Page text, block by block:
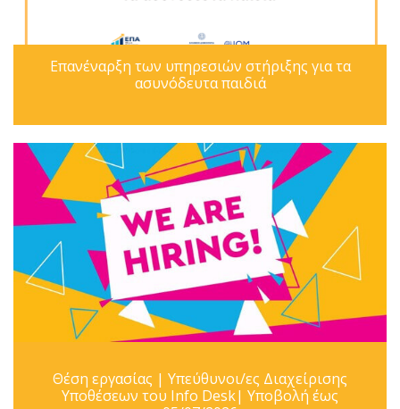
Επανέναρξη των υπηρεσιών στήριξης για τα
ασυνόδευτα παιδιά
Θέση εργασίας | Υπεύθυνοι/ες Διαχείρισης
Υποθέσεων του Info Desk| Υποβολή έως